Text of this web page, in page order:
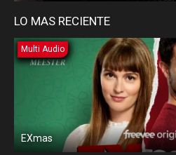
LO MAS RECIENTE
Multi Audio
EXmas